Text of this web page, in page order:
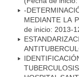
-
MEDIANTE LA
de inicio: 2013-